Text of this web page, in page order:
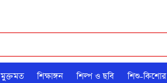
মুক্তমত শিক্ষাঙ্গন শিল্প ও ছবি শিশু-কিশোর